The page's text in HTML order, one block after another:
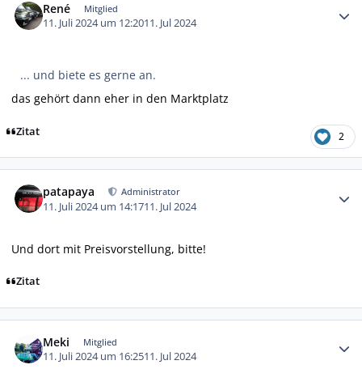
René Mitglied
11. Juli 2024 um 12:2011. Jul 2024
... und biete es gerne an.
das gehört dann eher in den Marktplatz
Zitat 2
patapaya Administrator
11. Juli 2024 um 14:1711. Jul 2024
Und dort mit Preisvorstellung, bitte!
Zitat
Meki Mitglied
11. Juli 2024 um 16:2511. Jul 2024